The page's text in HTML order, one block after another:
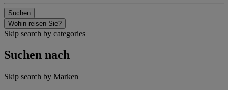
Suchen
Wohin reisen Sie?
Skip search by categories
Suchen nach
Skip search by Marken